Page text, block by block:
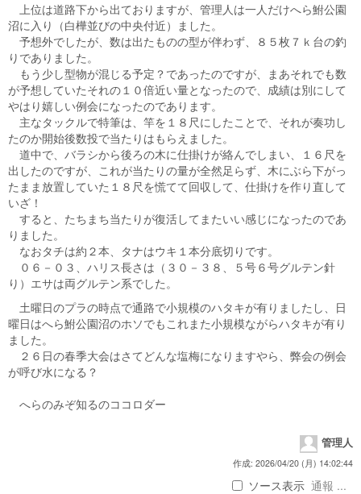
上位は道路下から出ておりますが、管理人は一人だけへら鮒公園
沼に入り（白樺並びの中央付近）ました。
予想外でしたが、数は出たものの型が伴わず、８５枚７ｋ台の釣
りでありました。
もう少し型物が混じる予定？であったのですが、まあそれでも数
が予想していたそれの１０倍近い量となったので、成績は別にして
やはり嬉しい例会になったのであります。
主なタックルで特筆は、竿を１８尺にしたことで、それが奏功し
たのか開始後数投で当たりはもらえました。
道中で、バラシから後ろの木に仕掛けが絡んでしまい、１６尺を
出したのですが、これが当たりの量が全然足らず、木にぶら下がっ
たまま放置していた１８尺を慌てて回収して、仕掛けを作り直して
いざ！
すると、たちまち当たりが復活してまたいい感じになったのであ
りました。
なおタチは約２本、タナはウキ１本分底切りです。
０６－０３、ハリス長さは（３０－３８、５号６号グルテン針
り）エサは両グルテン系でした。
土曜日のプラの時点で通路で小規模のハタキが有りましたし、日
曜日はへら鮒公園沼のホソでもこれまた小規模ながらハタキが有り
ました。
２６日の春季大会はさてどんな塩梅になりますやら、弊会の例会
が呼び水になる？
へらのみぞ知るのココロダー
管理人
作成: 2026/04/20 (月) 14:02:44
ソース表示 通報 ...